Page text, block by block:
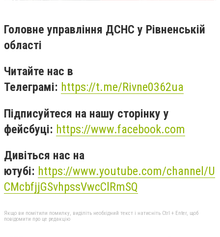
Головне управління ДСНС у Рівненській
області
Читайте нас в
Телеграмі: https://t.me/Rivne0362ua
Підписуйтеся на нашу сторінку у
фейсбуці: https://www.facebook.com
Дивіться нас на
ютубі: https://www.youtube.com/channel/U
CMcbfjjGSvhpssVwcClRmSQ
Якщо ви помітили помилку, виділіть необхідний текст і натисніть Ctrl + Enter, щоб
повідомити про це редакцію